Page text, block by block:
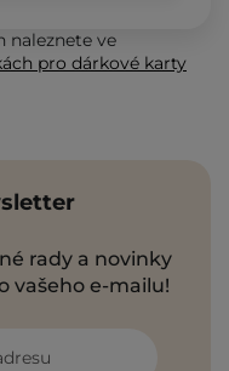
naleznete ve
pro dárkové karty
rady a novinky
vašeho e-mailu!